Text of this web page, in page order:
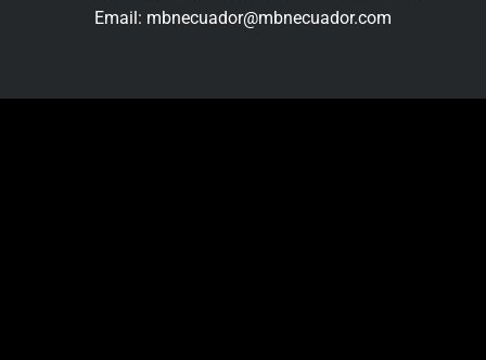
Email: mbnecuador@mbnecuador.com